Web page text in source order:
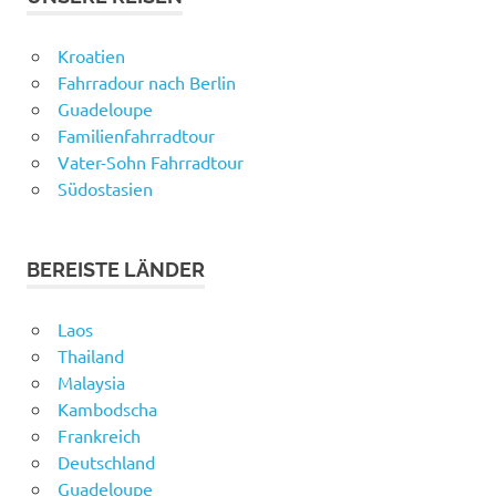
Kroatien
Fahrradour nach Berlin
Guadeloupe
Familienfahrradtour
Vater-Sohn Fahrradtour
Südostasien
BEREISTE LÄNDER
Laos
Thailand
Malaysia
Kambodscha
Frankreich
Deutschland
Guadeloupe